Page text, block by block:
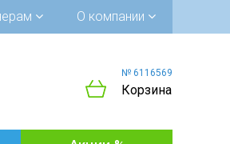
О компании
№ 6116569
Корзина